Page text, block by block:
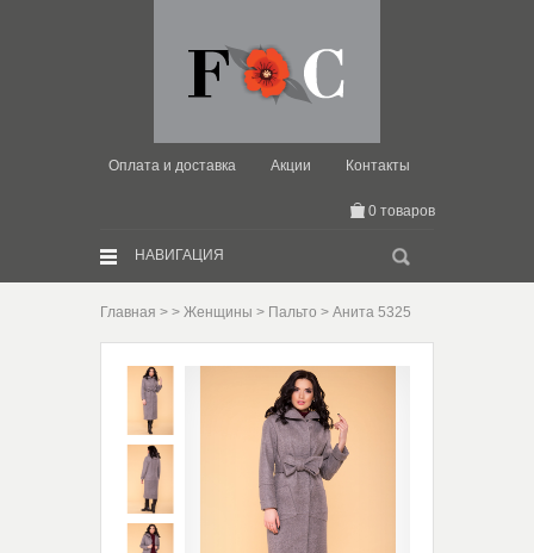
Оплата и доставка Акции Контакты
0 товаров
Искать:
НАВИГАЦИЯ
Главная > > Женщины > Пальто > Анита 5325